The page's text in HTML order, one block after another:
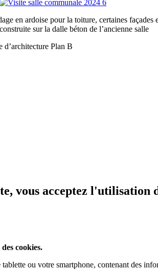
en ardoise pour la toiture, certaines façades
sur la dalle béton de l’ancienne salle
Plan B
vous acceptez l'utilisation
cookies.
ou votre smartphone, contenant des